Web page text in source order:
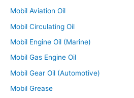
Mobil Aviation Oil
Mobil Circulating Oil
Mobil Engine Oil (Marine)
Mobil Gas Engine Oil
Mobil Gear Oil (Automotive)
Mobil Grease